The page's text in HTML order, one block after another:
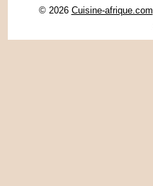
© 2026 Cuisine-afrique.com